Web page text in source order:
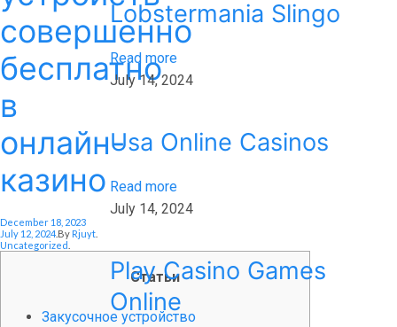
совершенно
бесплатно
в
онлайн-
казино
Posted On
December 18, 2023
July 12, 2024 By Rjuyt
Uncategorized
Статьи
Закусочное устройство
Lobstermania Slingo
Read more
July 14, 2024
Usa Online Casinos
Read more
July 14, 2024
Play Casino Games
Online